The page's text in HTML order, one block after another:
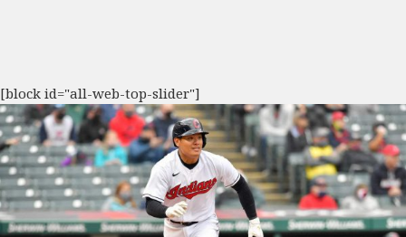
[block id="all-web-top-slider"]